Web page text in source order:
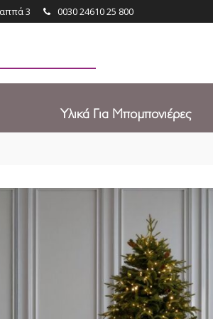
3 0030 24610 25 800
Υλικά Για Μπομπονιέρες